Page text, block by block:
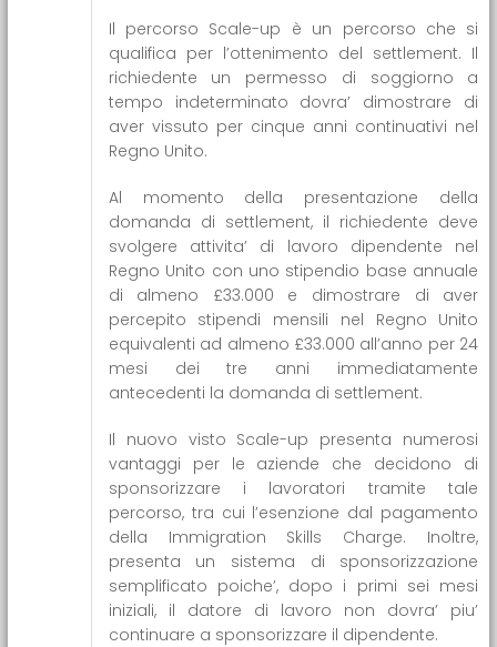
Il percorso Scale-up è un percorso che si
qualifica per l’ottenimento del settlement. Il
richiedente un permesso di soggiorno a
tempo indeterminato dovra’ dimostrare di
aver vissuto per cinque anni continuativi nel
Regno Unito.
Al momento della presentazione della
domanda di settlement, il richiedente deve
svolgere attivita’ di lavoro dipendente nel
Regno Unito con uno stipendio base annuale
di almeno £33.000 e dimostrare di aver
percepito stipendi mensili nel Regno Unito
equivalenti ad almeno £33.000 all’anno per 24
mesi dei tre anni immediatamente
antecedenti la domanda di settlement.
Il nuovo visto Scale-up presenta numerosi
vantaggi per le aziende che decidono di
sponsorizzare i lavoratori tramite tale
percorso, tra cui l’esenzione dal pagamento
della Immigration Skills Charge. Inoltre,
presenta un sistema di sponsorizzazione
semplificato poiche’, dopo i primi sei mesi
iniziali, il datore di lavoro non dovra’ piu’
continuare a sponsorizzare il dipendente.